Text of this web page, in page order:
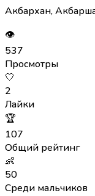
Акбархан,
👁
537
Просмотры
🤍
2
Лайки
🏆
107
Общий рейтинг
👶
50
Среди мальчиков